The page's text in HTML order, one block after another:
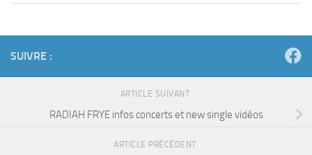
SUIVRE :
ARTICLE SUIVANT
RADIAH FRYE infos concerts et new single vidéos
ARTICLE PRÉCÉDENT